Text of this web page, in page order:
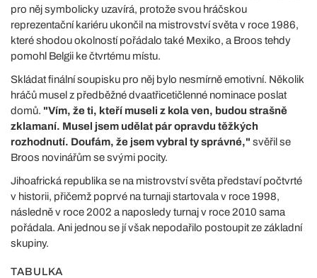
pro něj symbolicky uzavírá, protože svou hráčskou
reprezentační kariéru ukončil na mistrovství světa v roce 1986,
které shodou okolností pořádalo také Mexiko, a Broos tehdy
pomohl Belgii ke čtvrtému místu.
Skládat finální soupisku pro něj bylo nesmírně emotivní. Několik
hráčů musel z předběžné dvaatřicetičlenné nominace poslat
domů. "Vím, že ti, kteří museli z kola ven, budou strašně
zklamaní. Musel jsem udělat pár opravdu těžkých
rozhodnutí. Doufám, že jsem vybral ty správné," svěřil se
Broos novinářům se svými pocity.
Jihoafrická republika se na mistrovství světa představí počtvrté
v historii, přičemž poprvé na turnaji startovala v roce 1998,
následně v roce 2002 a naposledy turnaj v roce 2010 sama
pořádala. Ani jednou se jí však nepodařilo postoupit ze základní
skupiny.
TABULKA